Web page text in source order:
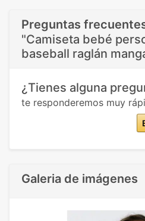
Preguntas
"Camiseta bebé
baseball raglán
¿Tienes alguna
te responderemos muy
Galeria de imágenes